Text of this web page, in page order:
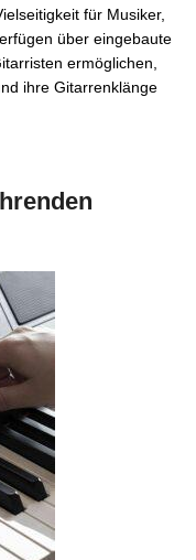
für Musiker,
über eingebaute
ermöglichen,
ihre Gitarrenklänge